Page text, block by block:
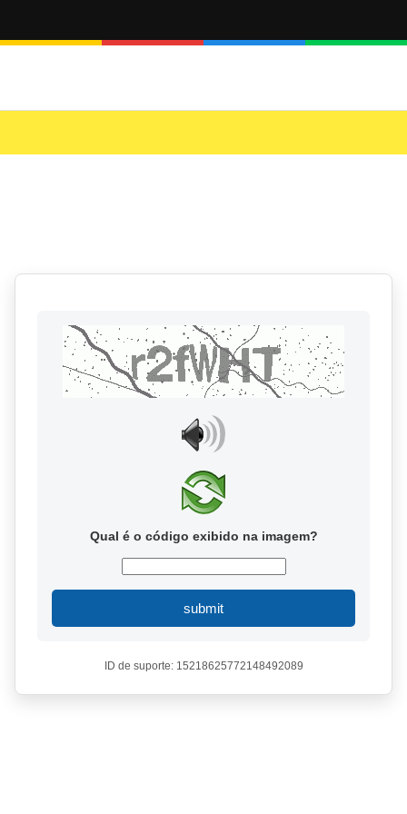
Qual é o código exibido na imagem?
submit
ID de suporte: 15218625772148492089